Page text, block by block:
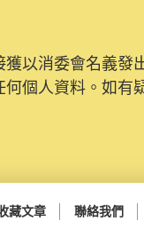
以消委會名義發
個人資料。如有
藏文章 聯絡我們